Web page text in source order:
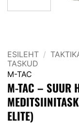
ESILEHT /
TASKUD
M-TAC
M-TAC – SUUR
ELITE)